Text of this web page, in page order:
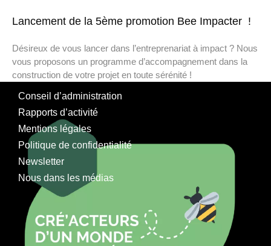
Lancement de la 5ème promotion Bee Impacter !
Désireux de vous lancer dans l’entreprenariat à impact ? Nous
vous proposons un programme d’accompagnement dans la
construction de votre projet en toute sérénité !
Conseil d’administration
Rapports d’activité
Mentions légales
Politique de confidentialité
Newsletter
Nous dans les médias